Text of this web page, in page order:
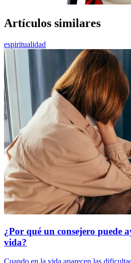
Artículos similares
espiritualidad
¿Por qué un consejero puede
vida?